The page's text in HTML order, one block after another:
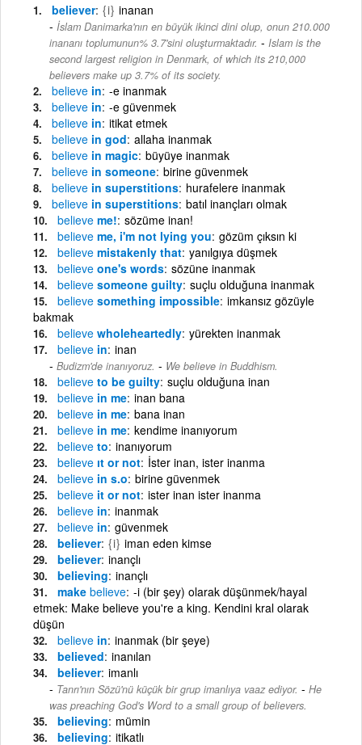
believer {i} inanan
İslam Danimarka'nın en büyük ikinci dini olup, onun 210.000
inananı toplumunun% 3.7'sini oluşturmaktadır. - Islam is the
second largest religion in Denmark, of which its 210,000
believers make up 3.7% of its society.
believe in -e inanmak
believe in -e güvenmek
believe in itikat etmek
believe in god allaha inanmak
believe in magic büyüye inanmak
believe in someone birine güvenmek
believe in superstitions hurafelere inanmak
believe in superstitions batıl inançları olmak
believe me! sözüme inan!
believe me, i'm not lying you gözüm çıksın ki
believe mistakenly that yanılgıya düşmek
believe one's words sözüne inanmak
believe someone guilty suçlu olduğuna inanmak
believe something impossible imkansız gözüyle
bakmak
believe wholeheartedly yürekten inanmak
believe in inan
Budizm'de inanıyoruz. - We believe in Buddhism.
believe to be guilty suçlu olduğuna inan
believe in me inan bana
believe in me bana inan
believe in me kendime inanıyorum
believe to inanıyorum
believe ıt or not İster inan, ister inanma
believe in s.o birine güvenmek
believe it or not ister inan ister inanma
believe in inanmak
believe in güvenmek
believer {i} iman eden kimse
believer inançlı
believing inançlı
make believe -i (bir şey) olarak düşünmek/hayal
etmek: Make believe you're a king. Kendini kral olarak
düşün
believe in inanmak (bir şeye)
believed inanılan
believer imanlı
Tanrı'nın Sözü'nü küçük bir grup imanlıya vaaz ediyor. - He
was preaching God's Word to a small group of believers.
believing mümin
believing itikatlı